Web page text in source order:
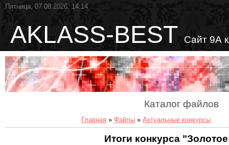
Пятница, 07.08.2026, 14:14
AKLASS-BEST Сайт 9А
Каталог файлов
Главная »Файлы »Актуальные конкурсы
Итоги конкурса